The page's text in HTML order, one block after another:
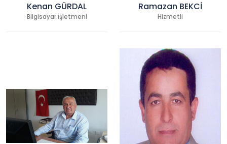
Kenan GÜRDAL
Bilgisayar İşletmeni
Ramazan BEKCİ
Hizmetli